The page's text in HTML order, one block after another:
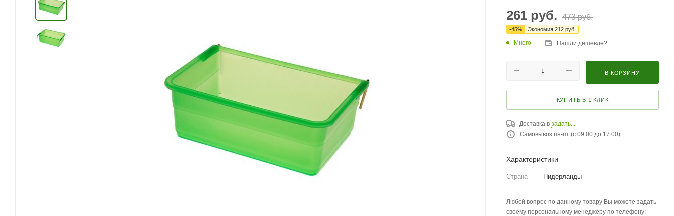
261 руб. 473руб.
-45% Экономия 212 руб.
Много Нашли дешевле?
В КОРЗИНУ
КУПИТЬ В 1 КЛИК
Доставка в задать...
Самовывоз пн-пт (с 09:00 до 17:00)
Характеристики
Страна — Нидерланды
Любой вопрос по данному товару Вы можете задать
своему персональному менеджеру по телефону: